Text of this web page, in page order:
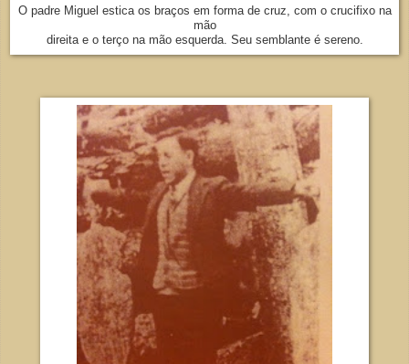
O padre Miguel estica os braços em forma de cruz, com o crucifixo na
mão
direita e o terço na mão esquerda. Seu semblante é sereno.